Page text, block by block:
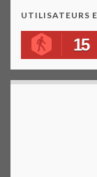
UTILISATEURS
15